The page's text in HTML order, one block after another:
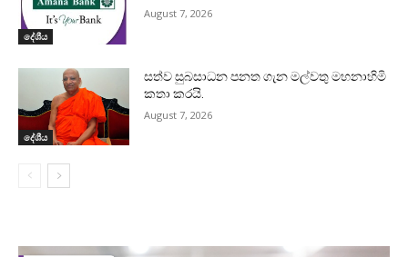
දේශීය
August 7, 2026
දේශීය
සත්ව සුබසාධන පනත ගැන මල්වතු මහනාහිමි
කතා කරයි.
August 7, 2026